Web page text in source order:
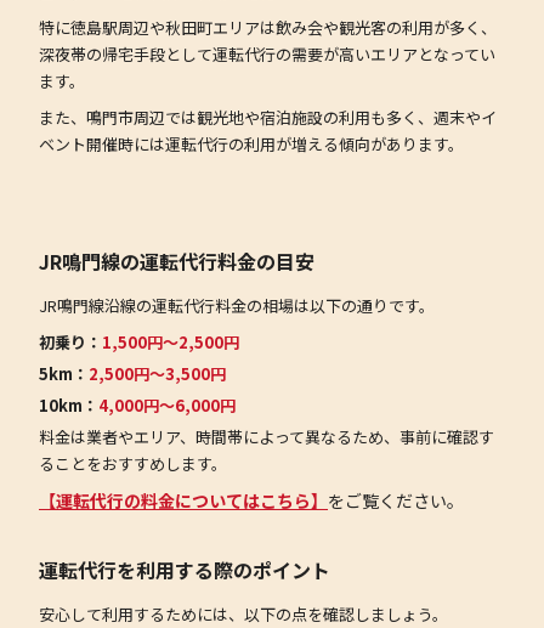
特に徳島駅周辺や秋田町エリアは飲み会や観光客の利用が多く、
深夜帯の帰宅手段として運転代行の需要が高いエリアとなってい
ます。
また、鳴門市周辺では観光地や宿泊施設の利用も多く、週末やイ
ベント開催時には運転代行の利用が増える傾向があります。
JR鳴門線の運転代行料金の目安
JR鳴門線沿線の運転代行料金の相場は以下の通りです。
初乗り： 1,500円〜2,500円
5km： 2,500円〜3,500円
10km： 4,000円〜6,000円
料金は業者やエリア、時間帯によって異なるため、事前に確認す
ることをおすすめします。
【運転代行の料金についてはこちら】 をご覧ください。
運転代行を利用する際のポイント
安心して利用するためには、以下の点を確認しましょう。